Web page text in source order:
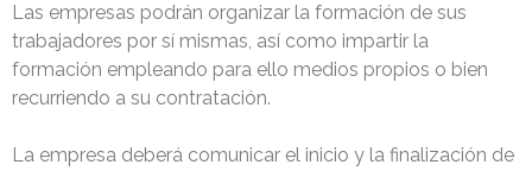
Las empresas podrán organizar la formación de sus
trabajadores por sí mismas, así como impartir la
formación empleando para ello medios propios o bien
recurriendo a su contratación.
La empresa deberá comunicar el inicio y la finalización de